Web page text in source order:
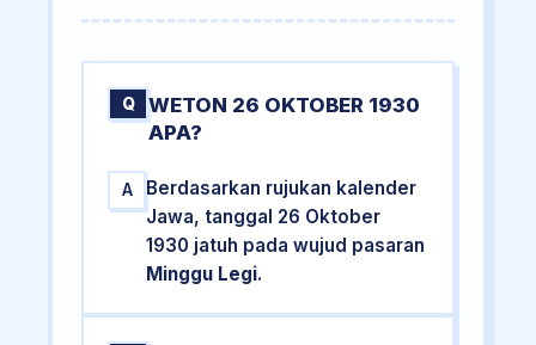
Q
WETON 26 OKTOBER 1930
APA?
A
Berdasarkan rujukan kalender
Jawa, tanggal 26 Oktober
1930 jatuh pada wujud pasaran
Minggu Legi.